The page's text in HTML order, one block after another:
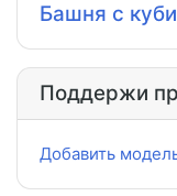
Башня с
Поддержи
Добавить